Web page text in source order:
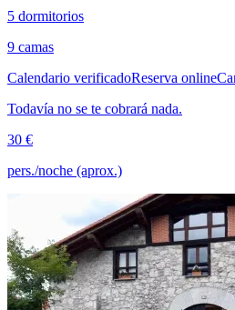
5 dormitorios
9 camas
Calendario verificadoReserva online
Todavía no se te cobrará nada.
30 €
pers./noche (aprox.)